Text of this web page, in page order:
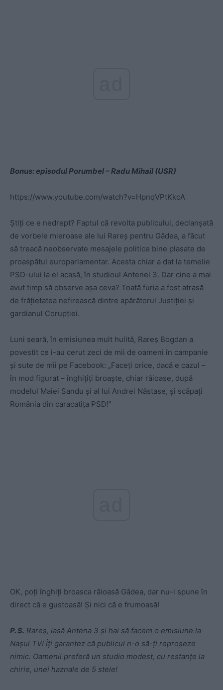
Bonus: episodul Porumbel – Radu Mihail (USR)
https://www.youtube.com/watch?v=HpnqVPtKkcA
Știți ce e nedrept? Faptul că revolta publicului, declanșată
de vorbele mieroase ale lui Rareș pentru Gâdea, a făcut
să treacă neobservate mesajele politice bine plasate de
proaspătul europarlamentar. Acesta chiar a dat la temelie
PSD-ului la el acasă, în studioul Antenei 3. Dar cine a mai
avut timp să observe așa ceva? Toată furia a fost atrasă
de frățietatea nefirească dintre apărătorul Justiției și
gardianul Corupției.
Luni seară, în emisiunea mult hulită, Rareș Bogdan a
povestit ce i-au cerut zeci de mii de oameni în campanie
și sute de mii pe Facebook: „Faceți orice, dacă e cazul –
în mod figurat – înghițiți broaște, chiar râioase, după
modelul Maiei Sandu și al lui Andrei Năstase, și scăpați
România din caracatița PSD!”
OK, poți înghiți broasca râioasă Gâdea, dar nu-i spune în
direct că e gustoasă! Și nici că e frumoasă!
P. S. Rareș, lasă Antena 3 și hai să facem o emisiune la
Nașul TV! Îți garantez că publicul n-o să-ți reproșeze
nimic. Oamenii preferă un studio modest, cu restanțe la
chirie, unei haznale de 5 stele!